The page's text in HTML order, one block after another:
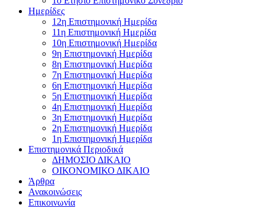
Ημερίδες
12η Επιστημονική Ημερίδα
11η Επιστημονική Ημερίδα
10η Επιστημονική Ημερίδα
9η Επιστημονική Ημερίδα
8η Επιστημονική Ημερίδα
7η Επιστημονική Ημερίδα
6η Επιστημονική Ημερίδα
5η Επιστημονική Ημερίδα
4η Επιστημονική Ημερίδα
3η Επιστημονική Ημερίδα
2η Επιστημονική Ημερίδα
1η Επιστημονική Ημερίδα
Επιστημονικά Περιοδικά
ΔΗΜΟΣΙΟ ΔΙΚΑΙΟ
ΟΙΚΟΝΟΜΙΚΟ ΔΙΚΑΙΟ
Άρθρα
Ανακοινώσεις
Επικοινωνία